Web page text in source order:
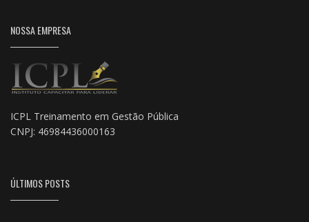
NOSSA EMPRESA
ICPL Treinamento em Gestão Pública
CNPJ: 46984436000163
ÚLTIMOS POSTS